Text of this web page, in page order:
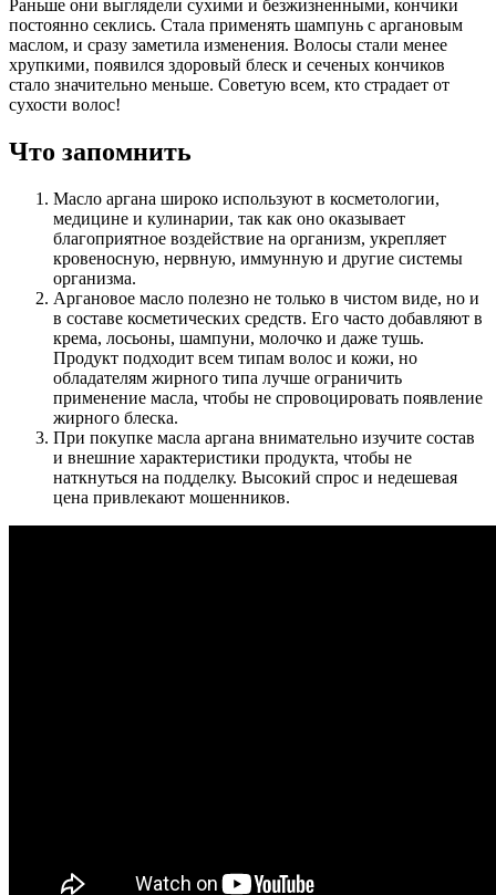
Раньше они выглядели сухими и безжизненными, кончики
постоянно секлись. Стала применять шампунь с аргановым
маслом, и сразу заметила изменения. Волосы стали менее
хрупкими, появился здоровый блеск и сеченых кончиков
стало значительно меньше. Советую всем, кто страдает от
сухости волос!
Что запомнить
Масло аргана широко используют в косметологии,
медицине и кулинарии, так как оно оказывает
благоприятное воздействие на организм, укрепляет
кровеносную, нервную, иммунную и другие системы
организма.
Аргановое масло полезно не только в чистом виде, но и
в составе косметических средств. Его часто добавляют в
крема, лосьоны, шампуни, молочко и даже тушь.
Продукт подходит всем типам волос и кожи, но
обладателям жирного типа лучше ограничить
применение масла, чтобы не спровоцировать появление
жирного блеска.
При покупке масла аргана внимательно изучите состав
и внешние характеристики продукта, чтобы не
наткнуться на подделку. Высокий спрос и недешевая
цена привлекают мошенников.